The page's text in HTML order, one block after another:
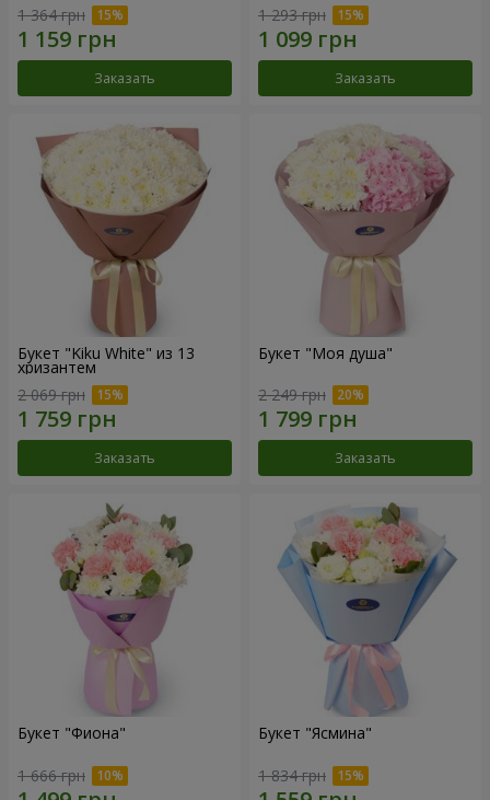
1 364 грн
Заказать
1 293 грн
Заказать
Букет "Kiku White" из 13
хризантем
2 069 грн
Заказать
Букет "Моя душа"
2 249 грн
Заказать
Букет "Фиона"
1 666 грн
Букет "Ясмина"
1 834 грн